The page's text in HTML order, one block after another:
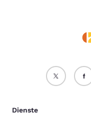
Dienste